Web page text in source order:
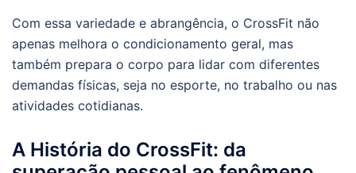
Com essa variedade e abrangência, o CrossFit não
apenas melhora o condicionamento geral, mas
também prepara o corpo para lidar com diferentes
demandas físicas, seja no esporte, no trabalho ou nas
atividades cotidianas.
A História do CrossFit: da